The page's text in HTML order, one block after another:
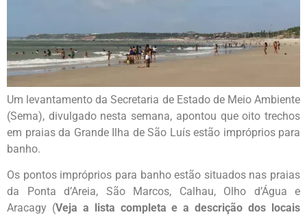
Um levantamento da Secretaria de Estado de Meio Ambiente
(Sema), divulgado nesta semana, apontou que oito trechos
em praias da Grande Ilha de São Luís estão impróprios para
banho.
Os pontos impróprios para banho estão situados nas praias
da Ponta d’Areia, São Marcos, Calhau, Olho d’Água e
Aracagy (Veja a lista completa e a descrição dos locais